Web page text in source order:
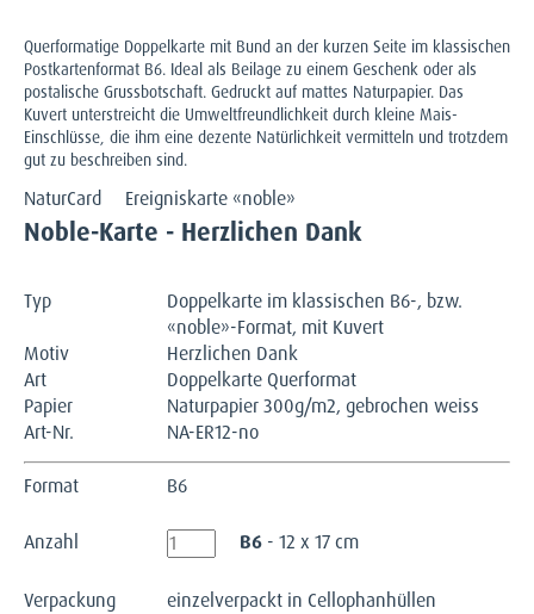
Querformatige Doppelkarte mit Bund an der kurzen Seite im klassischen
Postkartenformat B6. Ideal als Beilage zu einem Geschenk oder als
postalische Grussbotschaft. Gedruckt auf mattes Naturpapier. Das
Kuvert unterstreicht die Umweltfreundlichkeit durch kleine Mais-
Einschlüsse, die ihm eine dezente Natürlichkeit vermitteln und trotzdem
gut zu beschreiben sind.
NaturCard Ereigniskarte «noble»
Noble-Karte - Herzlichen Dank
Typ
Doppelkarte im klassischen B6-, bzw.
«noble»-Format, mit Kuvert
Motiv
Herzlichen Dank
Art
Doppelkarte Querformat
Papier
Naturpapier 300g/m2, gebrochen weiss
Art-Nr.
NA-ER12-no
Format B6
Anzahl B6 - 12 x 17 cm
Verpackung
einzelverpackt in Cellophanhüllen